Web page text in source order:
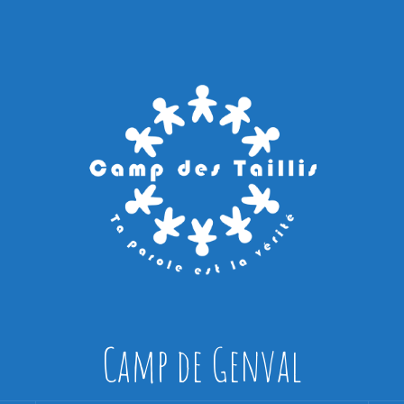
Camp de Genval